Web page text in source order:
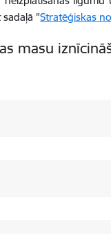
"Stratēģiskas
masu